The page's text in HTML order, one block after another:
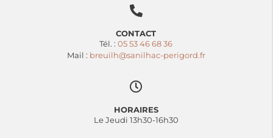
CONTACT
Tél. : 05 53 46 68 36
Mail : breuilh@sanilhac-perigord.fr
HORAIRES
Le Jeudi 13h30-16h30